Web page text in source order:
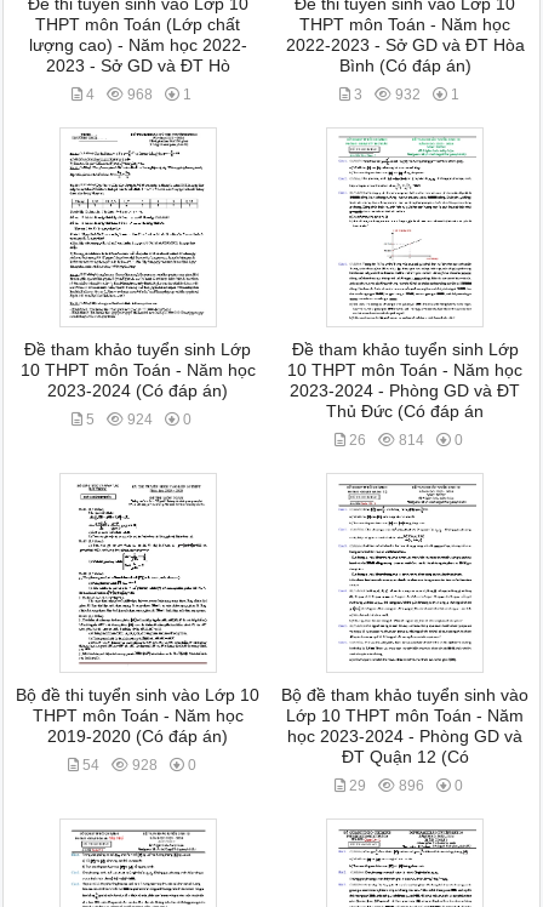
Đề thi tuyển sinh vào Lớp 10
THPT môn Toán (Lớp chất
lượng cao) - Năm học 2022-
2023 - Sở GD và ĐT Hò
4 968 1
Đề thi tuyển sinh vào Lớp 10
THPT môn Toán - Năm học
2022-2023 - Sở GD và ĐT Hòa
Bình (Có đáp án)
3 932 1
Đề tham khảo tuyển sinh Lớp
10 THPT môn Toán - Năm học
2023-2024 (Có đáp án)
5 924 0
Đề tham khảo tuyển sinh Lớp
10 THPT môn Toán - Năm học
2023-2024 - Phòng GD và ĐT
Thủ Đức (Có đáp án
26 814 0
Bộ đề thi tuyển sinh vào Lớp 10
THPT môn Toán - Năm học
2019-2020 (Có đáp án)
54 928 0
Bộ đề tham khảo tuyển sinh vào
Lớp 10 THPT môn Toán - Năm
học 2023-2024 - Phòng GD và
ĐT Quận 12 (Có
29 896 0